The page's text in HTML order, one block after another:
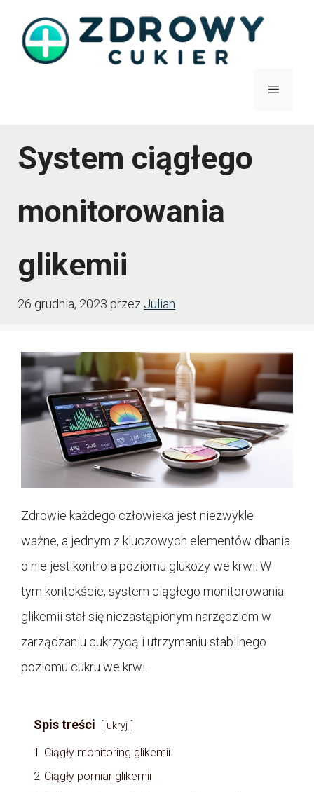
treści
Menu
System ciągłego
monitorowania
glikemii
26 grudnia, 2023 przez Julian
Zdrowie każdego człowieka jest niezwykle
ważne, a jednym z kluczowych elementów dbania
o nie jest kontrola poziomu glukozy we krwi. W
tym kontekście, system ciągłego monitorowania
glikemii stał się niezastąpionym narzędziem w
zarządzaniu cukrzycą i utrzymaniu stabilnego
poziomu cukru we krwi.
Spis treści ukryj
1 Ciągły monitoring glikemii
2 Ciągły pomiar glikemii